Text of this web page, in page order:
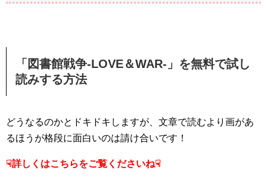
「図書館戦争-LOVE＆WAR-」を無料で試し
読みする方法
どうなるのかとドキドキしますが、文章で読むより画があ
るほうが格段に面白いのは請け合いです！
☟詳しくはこちらをご覧くださいね☟